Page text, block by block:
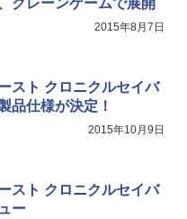
クレーンゲームで展開
2015年8月7日
スト クロニクルセイバ
品仕様が決定！
2015年10月9日
スト クロニクルセイバ
ー